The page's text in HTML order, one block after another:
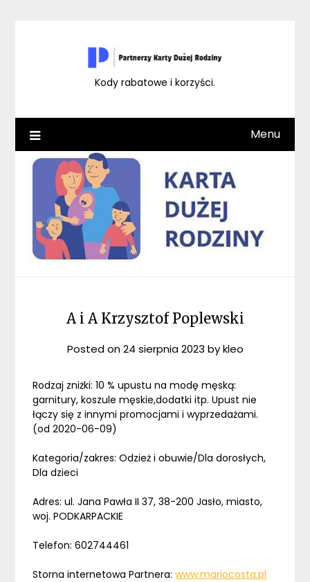
Kody rabatowe i korzyści.
Menu
A i A Krzysztof Poplewski
Posted on24 sierpnia 2023 bykleo
Rodzaj zniżki: 10 % upustu na modę męską:
garnitury, koszule męskie,dodatki itp. Upust nie
łączy się z innymi promocjami i wyprzedażami.
(od 2020-06-09)
Kategoria/zakres: Odzież i obuwie/Dla dorosłych,
Dla dzieci
Adres: ul. Jana Pawła II 37, 38-200 Jasło, miasto,
woj. PODKARPACKIE
Telefon: 602744461
Storna internetowa Partnera:www.mariocosta.pl